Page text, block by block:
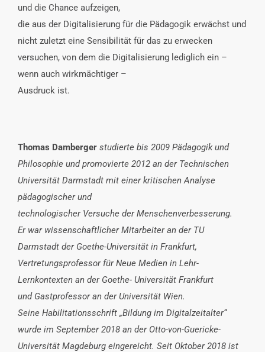
und die Chance aufzeigen,
die aus der Digitalisierung für die Pädagogik erwächst und
nicht zuletzt eine Sensibilität für das zu erwecken
versuchen, von dem die Digitalisierung lediglich ein –
wenn auch wirkmächtiger –
Ausdruck ist.
Thomas Damberger studierte bis 2009 Pädagogik und
Philosophie und promovierte 2012 an der Technischen
Universität Darmstadt mit einer kritischen Analyse
pädagogischer und
technologischer Versuche der Menschenverbesserung.
Er war wissenschaftlicher Mitarbeiter an der TU
Darmstadt der Goethe-Universität in Frankfurt,
Vertretungsprofessor für Neue Medien in Lehr-
Lernkontexten an der Goethe- Universität Frankfurt
und Gastprofessor an der Universität Wien.
Seine Habilitationsschrift „Bildung im Digitalzeitalter“
wurde im September 2018 an der Otto-von-Guericke-
Universität Magdeburg eingereicht. Seit Oktober 2018 ist